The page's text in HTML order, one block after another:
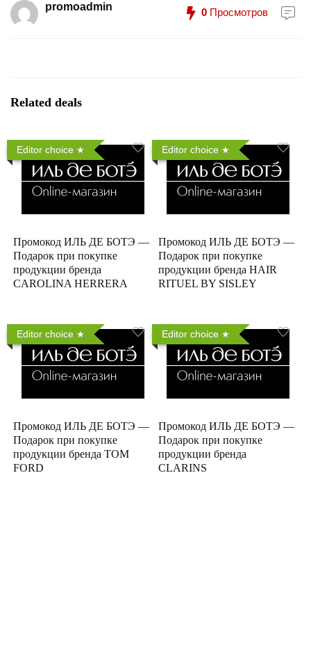
promoadmin 0 Просмотров
Related deals
Editor choice
Промокод ИЛЬ ДЕ БОТЭ —
Подарок при покупке
продукции бренда
CAROLINA HERRERA
Editor choice
Промокод ИЛЬ ДЕ БОТЭ —
Подарок при покупке
продукции бренда HAIR
RITUEL BY SISLEY
Editor choice
Промокод ИЛЬ ДЕ БОТЭ —
Подарок при покупке
продукции бренда TOM
FORD
Editor choice
Промокод ИЛЬ ДЕ БОТЭ —
Подарок при покупке
продукции бренда
CLARINS